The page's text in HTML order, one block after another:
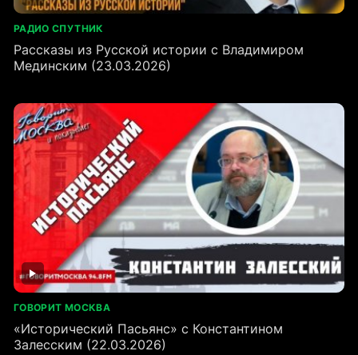
РАДИО СПУТНИК
Рассказы из Русской истории с Владимиром
Мединским (23.03.2026)
ГОВОРИТ МОСКВА
«Исторический Пасьянс» с Константином
Залесским (22.03.2026)